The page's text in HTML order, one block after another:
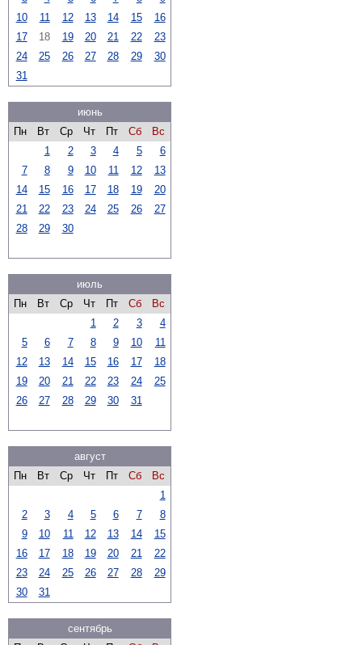
10
11 12 13 14 15
16
17
18 19 20 21 22
23
24
25 26 27 28 29
30
31
июнь
Пн
Вт Ср Чт Пт Сб
Вс
1
2 3 4 5
6
7
8 9 10 11 12
13
14
15 16 17 18 19
20
21
22 23 24 25 26
27
28
29 30
июль
Пн
Вт Ср Чт Пт Сб
Вс
1
2 3
4
5
6 7 8 9 10
11
12
13 14 15 16 17
18
19
20 21 22 23 24
25
26
27 28 29 30 31
август
Пн
Вт Ср Чт Пт Сб
Вс
1
2
3 4 5 6 7
8
9
10 11 12 13 14
15
16
17 18 19 20 21
22
23
24 25 26 27 28
29
30
31
сентябрь